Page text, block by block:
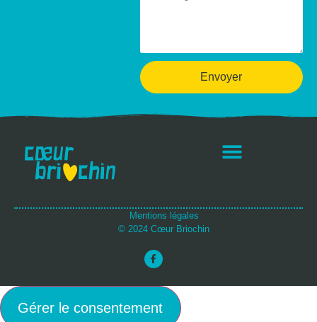
Envoyer
Mentions légales
© 2024 Cœur Briochin
Gérer le consentement